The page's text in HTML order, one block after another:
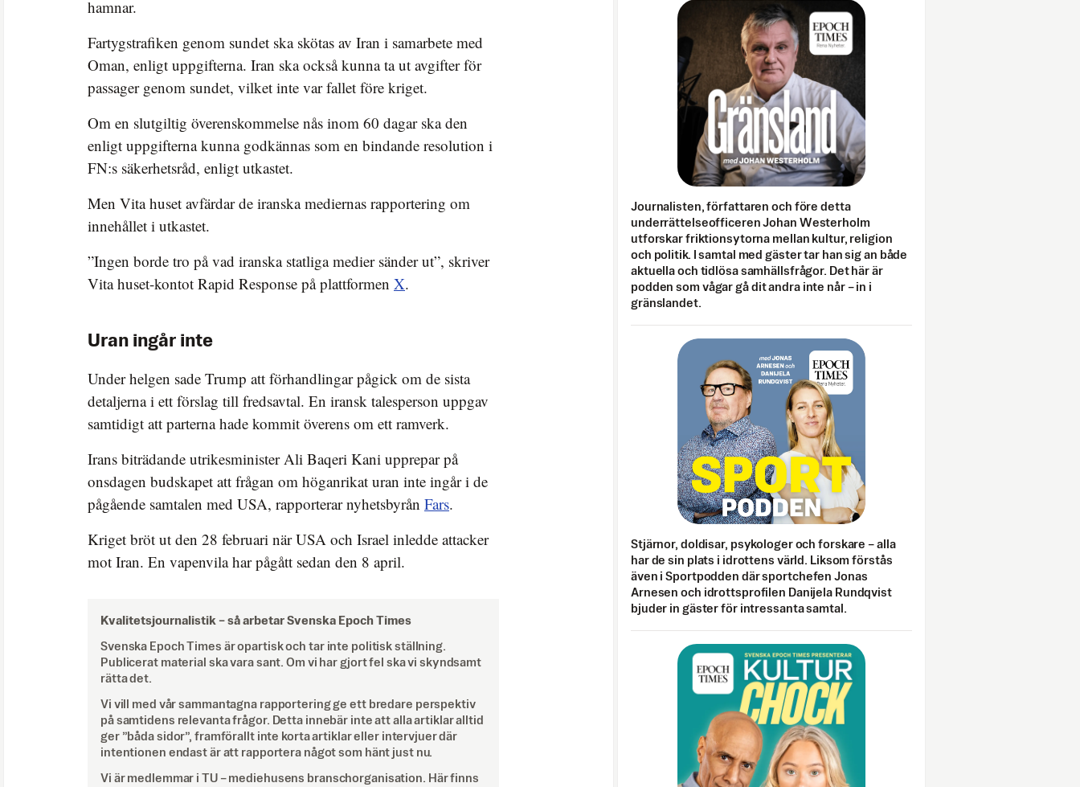
hamnar.
Fartygstrafiken genom sundet ska skötas av Iran i samarbete med
Oman, enligt uppgifterna. Iran ska också kunna ta ut avgifter för
passager genom sundet, vilket inte var fallet före kriget.
Om en slutgiltig överenskommelse nås inom 60 dagar ska den
enligt uppgifterna kunna godkännas som en bindande resolution i
FN:s säkerhetsråd, enligt utkastet.
Men Vita huset avfärdar de iranska mediernas rapportering om
innehållet i utkastet.
”Ingen borde tro på vad iranska statliga medier sänder ut”, skriver
Vita huset-kontot Rapid Response på plattformen X.
Uran ingår inte
Under helgen sade Trump att förhandlingar pågick om de sista
detaljerna i ett förslag till fredsavtal. En iransk talesperson uppgav
samtidigt att parterna hade kommit överens om ett ramverk.
Irans biträdande utrikesminister Ali Baqeri Kani upprepar på
onsdagen budskapet att frågan om höganrikat uran inte ingår i de
pågående samtalen med USA, rapporterar nyhetsbyrån Fars.
Kriget bröt ut den 28 februari när USA och Israel inledde attacker
mot Iran. En vapenvila har pågått sedan den 8 april.
Kvalitetsjournalistik – så arbetar Svenska Epoch Times
Svenska Epoch Times är opartisk och tar inte politisk ställning.
Publicerat material ska vara sant. Om vi har gjort fel ska vi skyndsamt
rätta det.
Vi vill med vår sammantagna rapportering ge ett bredare perspektiv
på samtidens relevanta frågor. Detta innebär inte att alla artiklar alltid
ger ”båda sidor”, framförallt inte korta artiklar eller intervjuer där
intentionen endast är att rapportera något som hänt just nu.
Vi är medlemmar i TU – mediehusens branschorganisation. Här finns
Journalisten, författaren och före detta
underrättelseofficeren Johan Westerholm
utforskar friktionsytorna mellan kultur, religion
och politik. I samtal med gäster tar han sig an både
aktuella och tidlösa samhällsfrågor. Det här är
podden som vågar gå dit andra inte når – in i
gränslandet.
Stjärnor, doldisar, psykologer och forskare – alla
har de sin plats i idrottens värld. Liksom förstås
även i Sportpodden där sportchefen Jonas
Arnesen och idrottsprofilen Danijela Rundqvist
bjuder in gäster för intressanta samtal.